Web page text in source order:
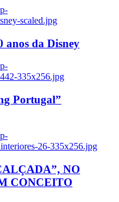
scaled.jpg
anos da Disney
335x256.jpg
Portugal”
26-335x256.jpg
NO
CONCEITO